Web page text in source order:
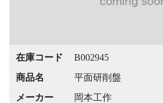
在庫コード
B002945
商品名
平面研削盤
メーカー
岡本工作